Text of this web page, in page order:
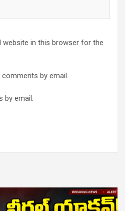
website in this browser for the
by email.
by email.